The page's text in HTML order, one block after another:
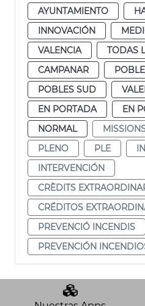
AYUNTAMIENTO
INNOVACIÓN
VALENCIA
TODAS
CAMPANAR
POBLES SUD
EN PORTADA
EN
NORMAL
PLENO
PLE
INTERVENCIÓN
CRÈDITS
CRÉDITOS
PREVENCIÓ INCENDIS
PREVENCIÓN